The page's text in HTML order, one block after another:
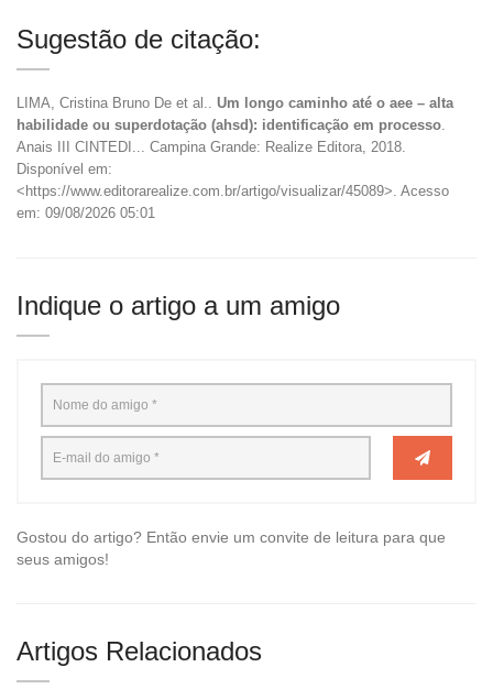
Sugestão de citação:
LIMA, Cristina Bruno De et al.. Um longo caminho até o aee – alta
habilidade ou superdotação (ahsd): identificação em processo
Anais III CINTEDI... Campina Grande: Realize Editora, 2018.
Disponível em:
<https://www.editorarealize.com.br/artigo/visualizar/45089>. Acesso
em: 09/08/2026 05:01
Indique o artigo a um amigo
Gostou do artigo? Então envie um convite de leitura para que
seus amigos!
Artigos Relacionados